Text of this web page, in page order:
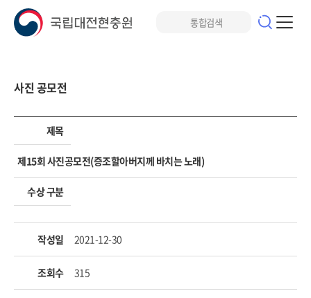
사진 공모전
제목
제15회 사진공모전(증조할아버지께 바치는 노래)
수상 구분
작성일 2021-12-30
조회수 315